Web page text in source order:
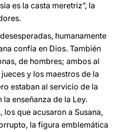
es la casta meretriz”, la
humanamente
confía en Dios. También
de hombres; ambos al
y los maestros de la
estaban al servicio de la
la enseñanza de la Ley.
que acusaron a Susana,
la figura emblemática